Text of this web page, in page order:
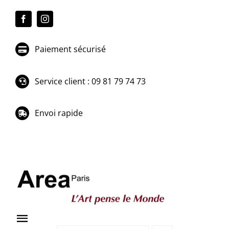
Paiement sécurisé
Service client : 09 81 79 74 73
Envoi rapide